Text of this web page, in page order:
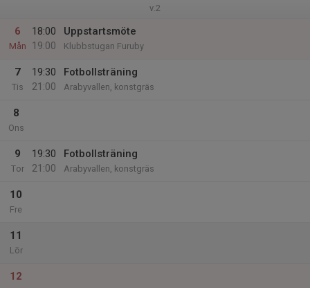
v.2
6
Mån
18:00
19:00
Uppstartsmöte
Klubbstugan Furuby
7
Tis
19:30
21:00
Fotbollsträning
Arabyvallen, konstgräs
8
Ons
9
Tor
19:30
21:00
Fotbollsträning
Arabyvallen, konstgräs
10
Fre
11
Lör
12